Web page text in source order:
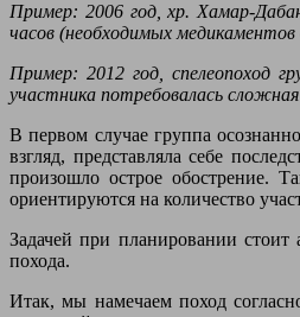
Пример: 2006 год, хр. Хамар-
часов (необходимых медикаментов
Пример: 2012 год, спелеопоход
участника потребовалась сложная
В первом случае группа
взгляд, представляла себе
произошло острое обострение.
ориентируются на количество
Задачей при планировании стоит
похода.
Итак, мы намечаем поход